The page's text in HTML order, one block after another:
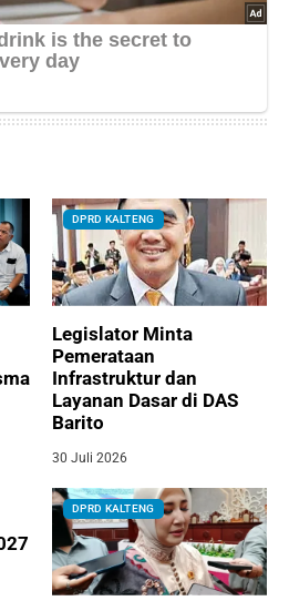
DPRD KALTENG
Legislator Minta
Pemerataan
Infrastruktur dan
Layanan Dasar di DAS
Barito
30 Juli 2026
DPRD KALTENG